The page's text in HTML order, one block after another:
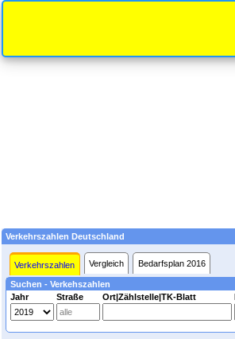
Verkehrszahlen Deutschland
Verkehrszahlen Vergleich Bedarfsplan 2016
Suchen - Verkehszahlen
Jahr
Straße Ort|Zählstelle|TK-Blatt